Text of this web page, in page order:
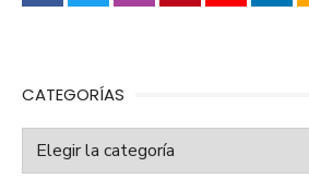
CATEGORÍAS
Categorías